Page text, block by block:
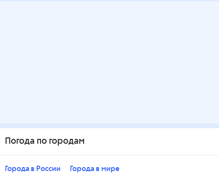
Погода по городам
Города в России Города в мире